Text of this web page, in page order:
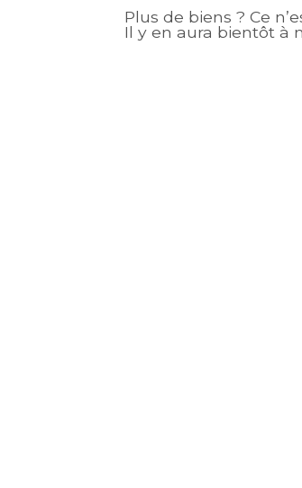
Plus de biens ? Ce
Il y en aura bientôt à